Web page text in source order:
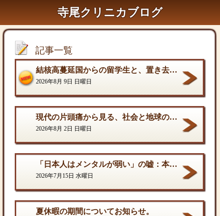
寺尾クリニカブログ
記事一覧
結核高蔓延国からの留学生と、置き去りにされた水際対策〜悪いのは学生でも学校でもなく、国の運用の遅れだ〜
2026年8月 9日 日曜日
現代の片頭痛から見る、社会と地球の構造的課題
2026年8月 2日 日曜日
「日本人はメンタルが弱い」の嘘：本当の弱さと、自分を守る「成熟した強さ
2026年7月15日 水曜日
夏休暇の期間についてお知らせ。